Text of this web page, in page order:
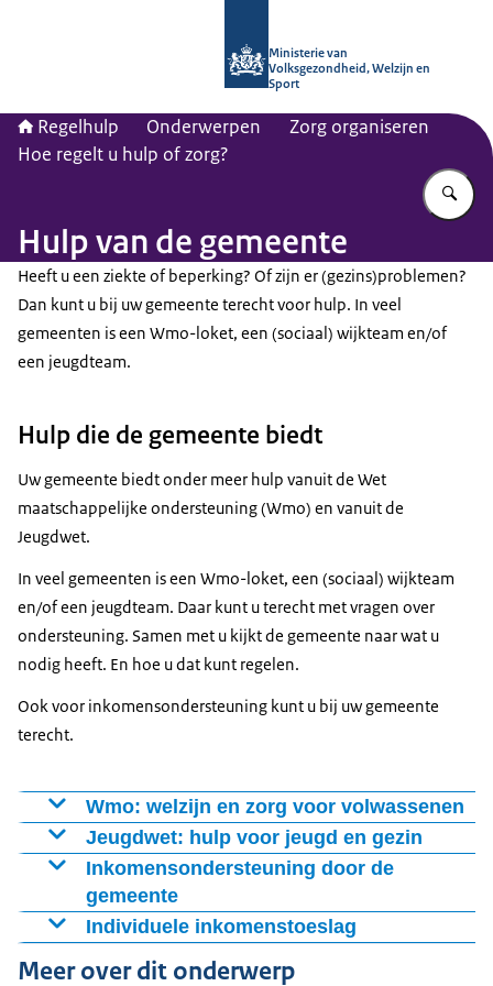
Ministerie van
Volksgezondheid, Welzijn en
Sport
Regelhulp Onderwerpen
Zorg organiseren
Hoe regelt u hulp of zorg?
Hulp van de gemeente
Heeft u een ziekte of beperking? Of zijn er (gezins)problemen?
Dan kunt u bij uw gemeente terecht voor hulp. In veel
gemeenten is een Wmo-loket, een (sociaal) wijkteam en/of
een jeugdteam.
Hulp die de gemeente biedt
Uw gemeente biedt onder meer hulp vanuit de Wet
maatschappelijke ondersteuning (Wmo) en vanuit de
Jeugdwet.
In veel gemeenten is een Wmo-loket, een (sociaal) wijkteam
en/of een jeugdteam. Daar kunt u terecht met vragen over
ondersteuning. Samen met u kijkt de gemeente naar wat u
nodig heeft. En hoe u dat kunt regelen.
Ook voor inkomensondersteuning kunt u bij uw gemeente
terecht.
Wmo: welzijn en zorg voor volwassenen
Heeft u vragen over wonen, welzijn en zorg? Bij het
Wmo-loket van uw gemeente kunt u terecht voor
informatie en advies.
Hoe het werkt
Het Wmo-loket is een plek waar u langs kunt gaan.
Jeugdwet: hulp voor jeugd en gezin
Steeds meer gemeenten hebben (sociale) wijkteams.
Deze richten zich op het voorkomen van problemen. En
op een betere sfeer en samenwerking in de buurt.
Het team bestaat uit verschillende medewerkers zorg en
Inkomensondersteuning door de
gemeente
Regelingen voor
inkomensondersteuning
Individuele inkomenstoeslag
Voorwaarden voor individuele
Meer over dit onderwerp